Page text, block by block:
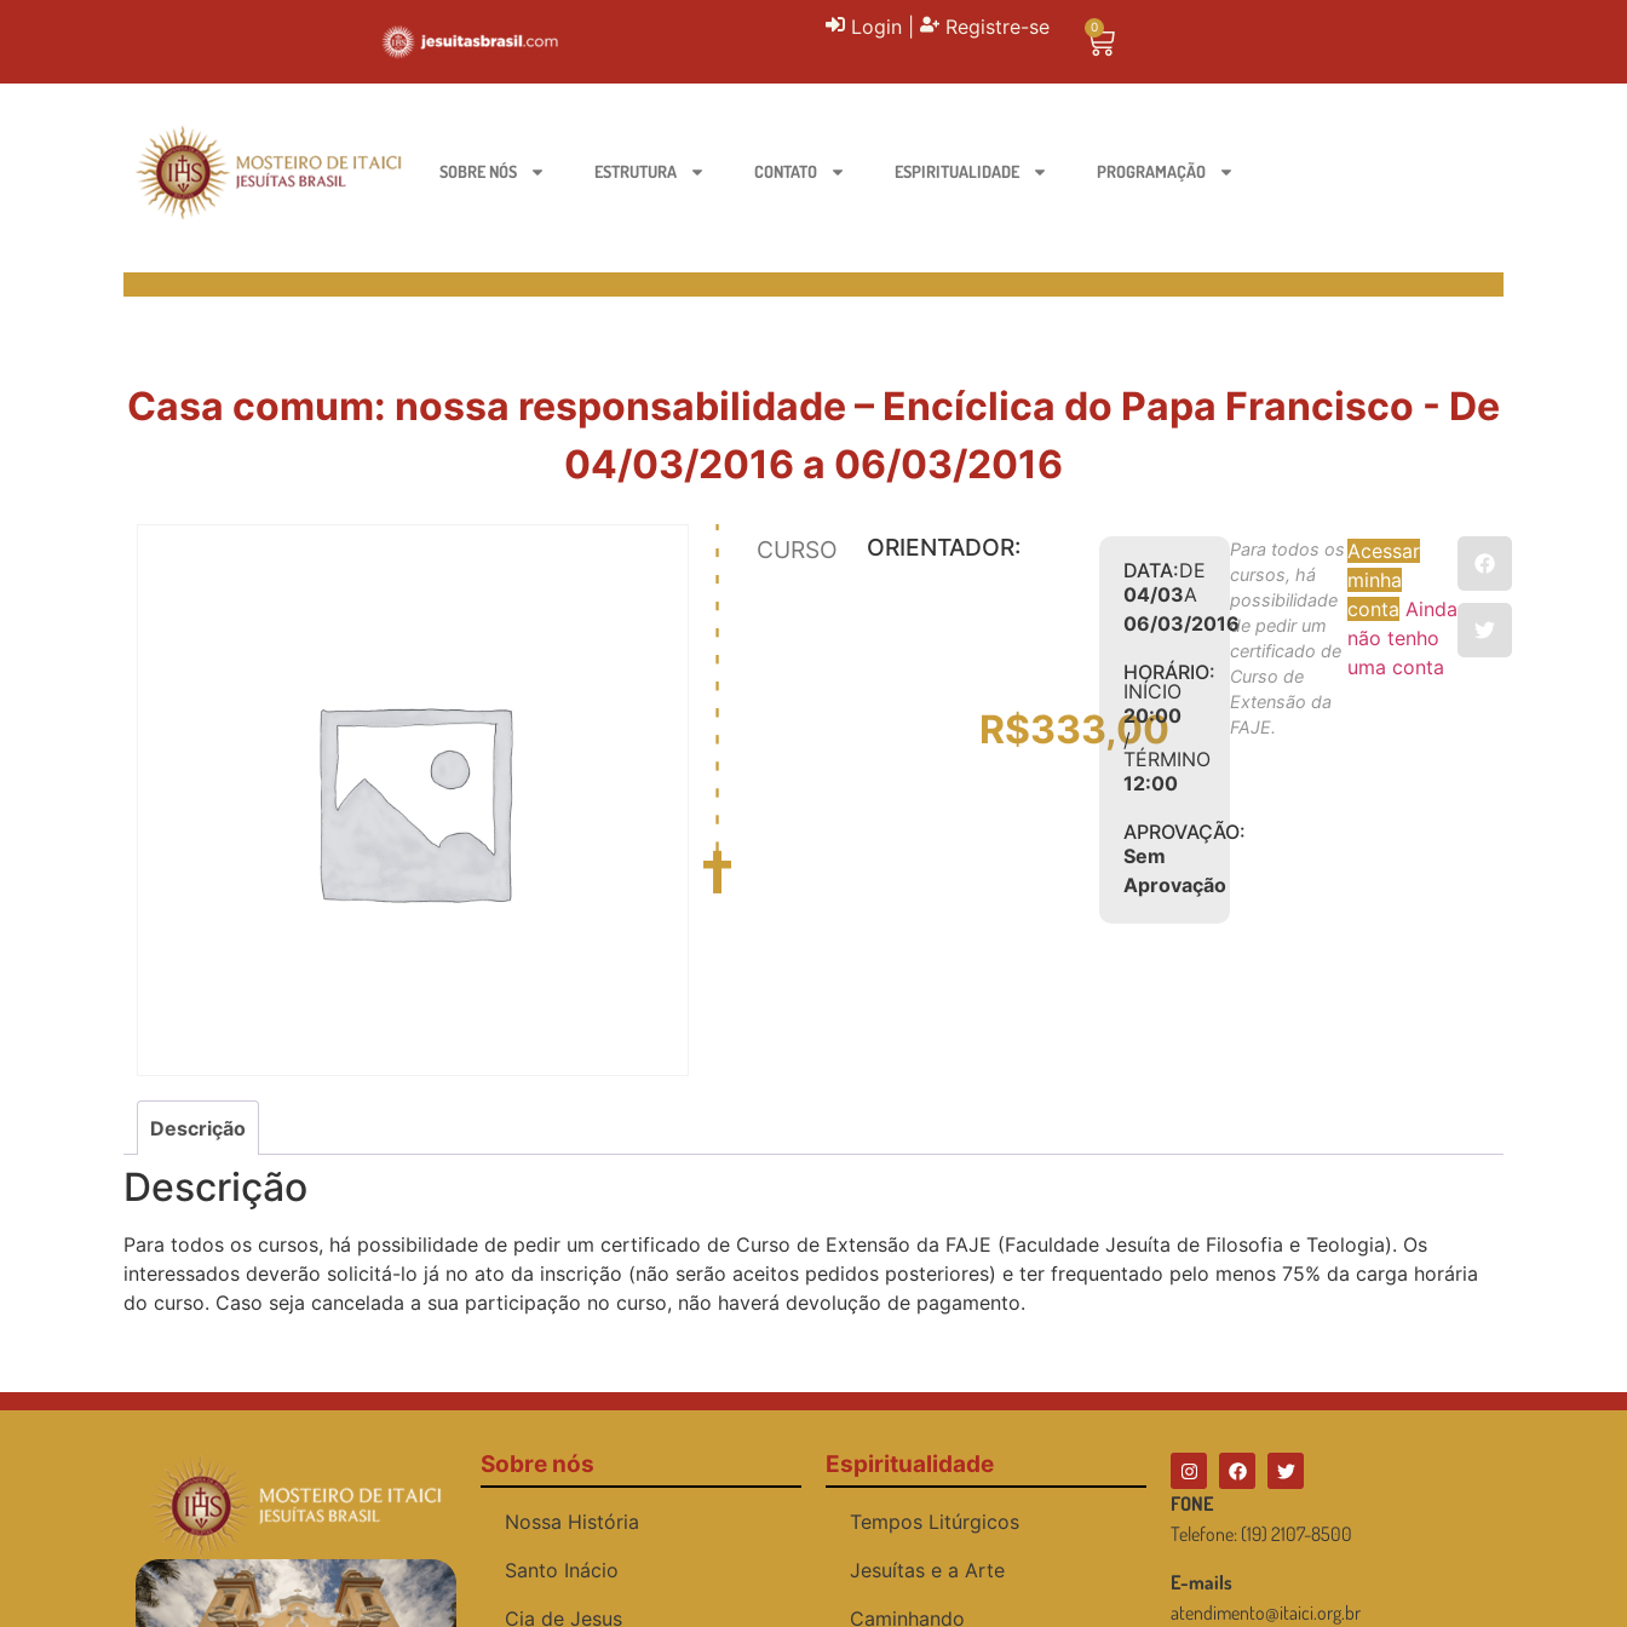
Login Registre-se 0
SOBRE NÓS ESTRUTURA CONTATO ESPIRITUALIDADE PROGRAMAÇÃO
Casa comum: nossa responsabilidade – Encíclica do Papa Francisco - De
04/03/2016 a 06/03/2016
CURSO ORIENTADOR:
R$333,00
DATA:DE
04/03A
06/03/2016
HORÁRIO:
INÍCIO
20:00
/
TÉRMINO
12:00
APROVAÇÃO:
Sem
Aprovação
Para todos os
cursos, há
possibilidade
de pedir um
certificado de
Curso de
Extensão da
FAJE.
Acessar
minha
conta Ainda
não tenho
uma conta
Descrição
Descrição
Para todos os cursos, há possibilidade de pedir um certificado de Curso de Extensão da FAJE (Faculdade Jesuíta de Filosofia e Teologia). Os
interessados deverão solicitá-lo já no ato da inscrição (não serão aceitos pedidos posteriores) e ter frequentado pelo menos 75% da carga horária
do curso. Caso seja cancelada a sua participação no curso, não haverá devolução de pagamento.
Sobre nós
Nossa História
Santo Inácio
Cia de Jesus
Espiritualidade
Tempos Litúrgicos
Jesuítas e a Arte
Caminhando
FONE
Telefone: (19) 2107-8500
E-mails
atendimento@itaici.org.br